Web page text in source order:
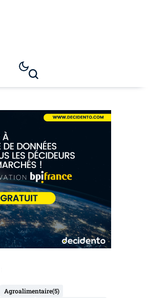
Agroalimentaire(5)